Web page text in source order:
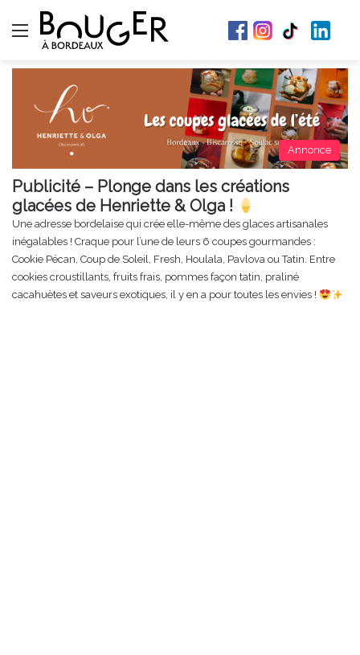
Menu
Annonce
Publicité – Plonge dans les créations
glacées de Henriette & Olga !
Une adresse bordelaise qui crée elle-même des glaces artisanales
inégalables ! Craque pour l’une de leurs 6 coupes gourmandes :
Cookie Pécan, Coup de Soleil, Fresh, Houlala, Pavlova ou Tatin. Entre
cookies croustillants, fruits frais, pommes façon tatin, praliné
cacahuètes et saveurs exotiques, il y en a pour toutes les envies !